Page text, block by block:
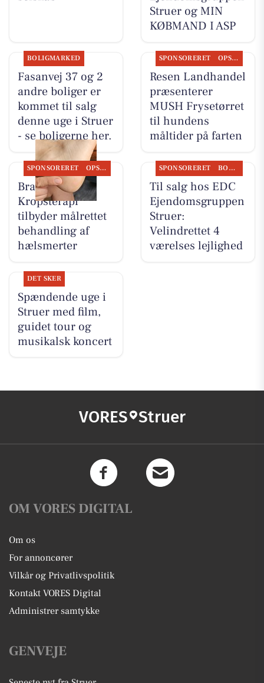
Struer og MIN
KØBMAND I ASP
BOLIGMARKED
Fasanvej 37 og 2
andre boliger er
kommet til salg
denne uge i Struer
- se boligerne her.
SPONSORERET OPSLAGSTAVLEN
Resen Landhandel
præsenterer
MUSH Frysetørret
til hundens
måltider på farten
SPONSORERET OPSLAGSTAVLEN
Brandsborgs
Kropsterapi
tilbyder målrettet
behandling af
hælsmerter
SPONSORERET BOLIGMARKED
Til salg hos EDC
Ejen­doms­grup­pen
Struer:
Velindrettet 4
værelses lejlighed
DET SKER
Spændende uge i
Struer med film,
guidet tour og
musikalsk koncert
VORES Struer
OM VORES DIGITAL
Om os
For annoncører
Vilkår og Privatlivspolitik
Kontakt VORES Digital
Administrer samtykke
GENVEJE